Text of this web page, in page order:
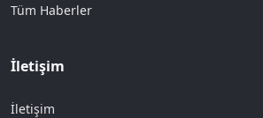
Tüm Haberler
İletişim
İletişim